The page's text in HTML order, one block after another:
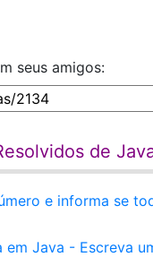
seus amigos:
de
e informa se
Java - Escreva